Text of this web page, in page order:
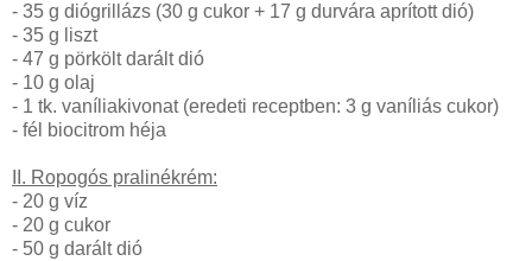
- 35 g diógrillázs (30 g cukor + 17 g durvára aprított dió)
- 35 g liszt
- 47 g pörkölt darált dió
- 10 g olaj
- 1 tk. vaníliakivonat (eredeti receptben: 3 g vaníliás cukor)
- fél biocitrom héja
II. Ropogós pralinékrém:
- 20 g víz
- 20 g cukor
- 50 g darált dió